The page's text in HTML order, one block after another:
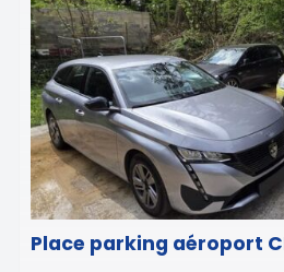
Place parking aéroport